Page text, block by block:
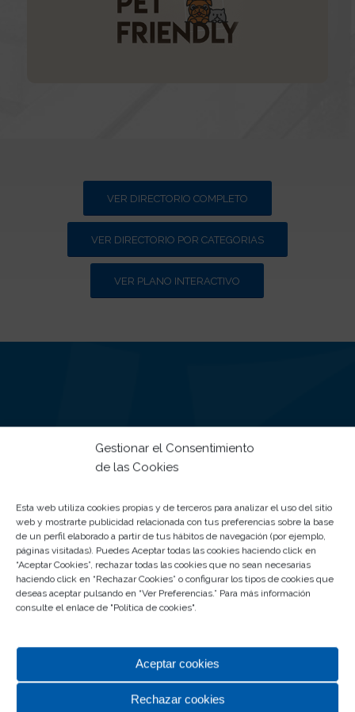
Gestionar el Consentimiento
de las Cookies
Esta web utiliza cookies propias y de terceros para analizar el uso del sitio
web y mostrarte publicidad relacionada con tus preferencias sobre la base
de un perfil elaborado a partir de tus hábitos de navegación (por ejemplo,
páginas visitadas). Puedes Aceptar todas las cookies haciendo click en
“Aceptar Cookies”, rechazar todas las cookies que no sean necesarias
haciendo click en “Rechazar Cookies” o configurar los tipos de cookies que
deseas aceptar pulsando en “Ver Preferencias.” Para más información
consulte el enlace de "Política de cookies".
Aceptar cookies
Rechazar cookies
VER DIRECTORIO COMPLETO
VER DIRECTORIO POR CATEGORIAS
VER PLANO INTERACTIVO
Horarios y Festivos de
Apertura
HIPERMERCADO CARREFOUR Y ZONA
COMERCIAL
RESTAURACIÓN / ZONA DE OCIO
De lunes a sábado de 9:00 hasta la última sesión de